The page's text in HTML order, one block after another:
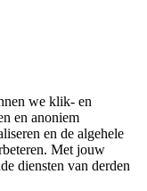
we klik- en
en anoniem
en de algehele
Met jouw
diensten van derden